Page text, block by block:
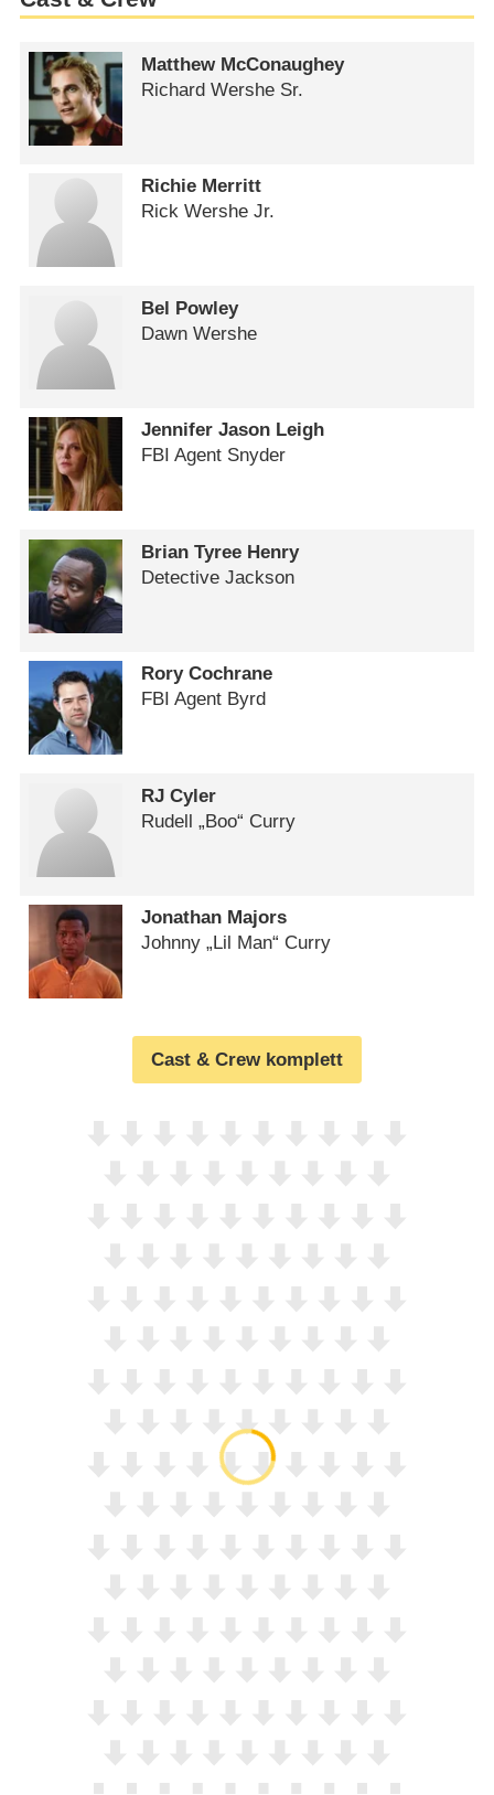
Matthew McConaughey
Richard Wershe Sr.
Richie Merritt
Rick Wershe Jr.
Bel Powley
Dawn Wershe
Jennifer Jason Leigh
FBI Agent Snyder
Brian Tyree Henry
Detective Jackson
Rory Cochrane
FBI Agent Byrd
RJ Cyler
Rudell „Boo“ Curry
Jonathan Majors
Johnny „Lil Man“ Curry
Cast & Crew komplett